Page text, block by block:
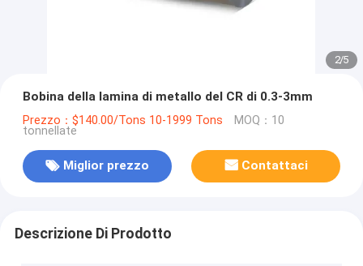
2/5
Bobina della lamina di metallo del CR di 0.3-3mm
Prezzo：$140.00/Tons 10-1999 Tons MOQ：10
tonnellate
Miglior prezzo Contattaci
Descrizione Di Prodotto